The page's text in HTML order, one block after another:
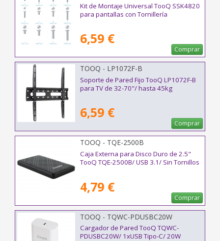
Kit de Montaje Universal TooQ SSK4820
para pantallas con Tornillería
6,59 €
Comprar
TOOQ - LP1072F-B
Soporte de Pared Fijo TooQ LP1072F-B
para TV de 32-70"/ hasta 45kg
6,59 €
Comprar
TOOQ - TQE-2500B
Caja Externa para Disco Duro de 2.5"
TooQ TQE-2500B/ USB 3.1/ Sin Tornillos
4,79 €
Comprar
TOOQ - TQWC-PDUSBC20W
Cargador de Pared TooQ TQWC-
PDUSBC20W/ 1xUSB Tipo-C/ 20W